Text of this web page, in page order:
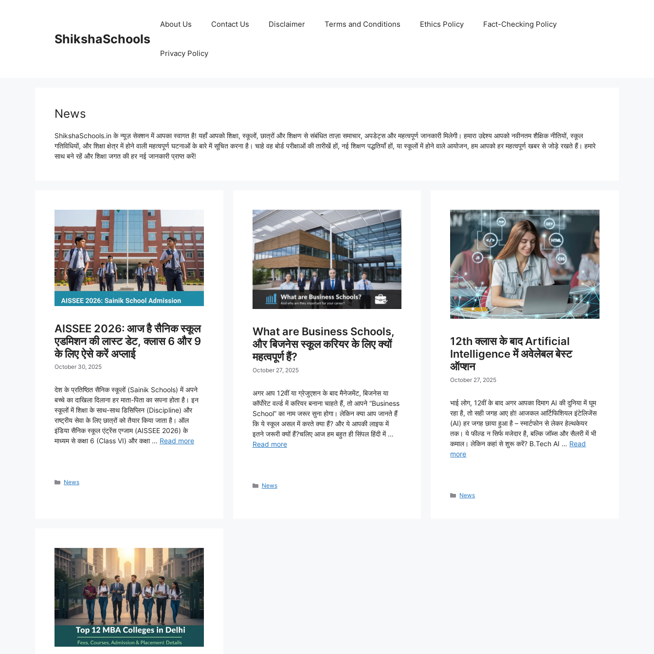
ShikshaSchools
About Us Contact Us Disclaimer Terms and Conditions Ethics Policy Fact-Checking Policy
Privacy Policy
News
ShikshaSchools.in के न्यूज़ सेक्शन में आपका स्वागत है! यहाँ आपको शिक्षा, स्कूलों, छात्रों और शिक्षण से संबंधित ताज़ा समाचार, अपडेट्स और महत्वपूर्ण जानकारी मिलेगी। हमारा उद्देश्य आपको नवीनतम शैक्षिक नीतियों, स्कूल
गतिविधियों, और शिक्षा क्षेत्र में होने वाली महत्वपूर्ण घटनाओं के बारे में सूचित करना है। चाहे वह बोर्ड परीक्षाओं की तारीखें हों, नई शिक्षण पद्धतियाँ हों, या स्कूलों में होने वाले आयोजन, हम आपको हर महत्वपूर्ण खबर से जोड़े रखते हैं। हमारे
साथ बने रहें और शिक्षा जगत की हर नई जानकारी प्राप्त करें!
AISSEE 2026: आज है सैनिक स्कूल
एडमिशन की लास्ट डेट, क्लास 6 और 9
के लिए ऐसे करें अप्लाई
October 30, 2025
देश के प्रतिष्ठित सैनिक स्कूलों (Sainik Schools) में अपने
बच्चे का दाखिला दिलाना हर माता-पिता का सपना होता है। इन
स्कूलों में शिक्षा के साथ-साथ डिसिप्लिन (Discipline) और
राष्ट्रीय सेवा के लिए छात्रों को तैयार किया जाता है। ऑल
इंडिया सैनिक स्कूल एंट्रेंस एग्जाम (AISSEE 2026) के
माध्यम से कक्षा 6 (Class VI) और कक्षा … Read more
Categories
News
What are Business Schools,
और बिजनेस स्कूल करियर के लिए क्यों
महत्वपूर्ण हैं?
October 27, 2025
अगर आप 12वीं या ग्रेजुएशन के बाद मैनेजमेंट, बिजनेस या
कॉर्पोरेट वर्ल्ड में करियर बनाना चाहते हैं, तो आपने “Business
School” का नाम जरूर सुना होगा। लेकिन क्या आप जानते हैं
कि ये स्कूल असल में करते क्या हैं? और ये आपकी लाइफ में
इतने जरूरी क्यों हैं?चलिए आज हम बहुत ही सिंपल हिंदी में …
Read more
Categories
News
12th क्लास के बाद Artificial
Intelligence में अवेलेबल बेस्ट
ऑप्शन
October 27, 2025
भाई लोग, 12वीं के बाद अगर आपका दिमाग AI की दुनिया में घूम
रहा है, तो सही जगह आए हो! आजकल आर्टिफिशियल इंटेलिजेंस
(AI) हर जगह छाया हुआ है – स्मार्टफोन से लेकर हेल्थकेयर
तक। ये फील्ड न सिर्फ मजेदार है, बल्कि जॉब्स और सैलरी में भी
कमाल। लेकिन कहां से शुरू करें? B.Tech AI … Read
more
Categories
News